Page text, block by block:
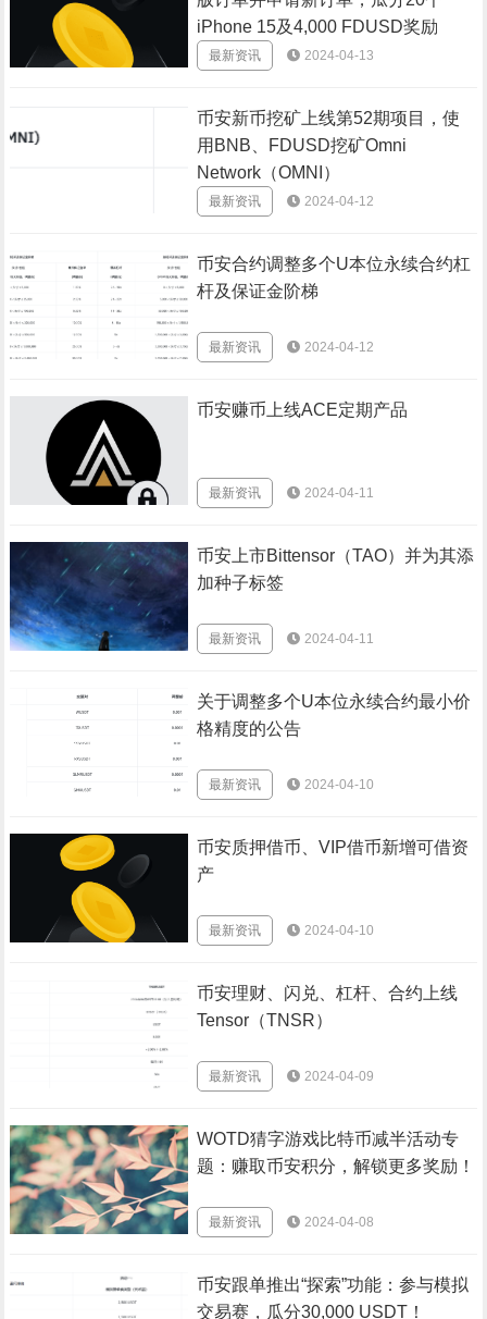
iPhone 15及4,000 FDUSD奖励
最新资讯 2024-04-13
币安新币挖矿上线第52期项目，使
用BNB、FDUSD挖矿Omni
Network（OMNI）
最新资讯 2024-04-12
币安合约调整多个U本位永续合约杠
杆及保证金阶梯
最新资讯 2024-04-12
币安赚币上线ACE定期产品
最新资讯 2024-04-11
币安上市Bittensor（TAO）并为其添
加种子标签
最新资讯 2024-04-11
关于调整多个U本位永续合约最小价
格精度的公告
最新资讯 2024-04-10
币安质押借币、VIP借币新增可借资
产
最新资讯 2024-04-10
币安理财、闪兑、杠杆、合约上线
Tensor（TNSR）
最新资讯 2024-04-09
WOTD猜字游戏比特币减半活动专
题：赚取币安积分，解锁更多奖励！
最新资讯 2024-04-08
币安跟单推出“探索”功能：参与模拟
交易赛，瓜分30,000 USDT！